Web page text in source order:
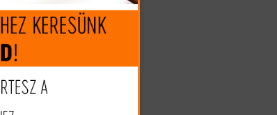
12.990 Ft
(€ 35.88)
Megveszem
Az árak és készlet információk